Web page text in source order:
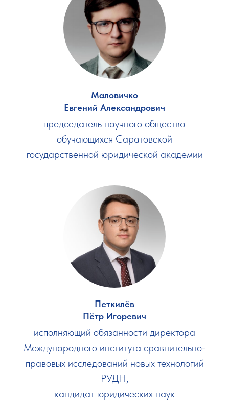
Маловичко
Евгений Александрович
председатель научного общества
обучающихся Саратовской
государственной юридической академии
Петкилёв
Пётр Игоревич
исполняющий обязанности директора
Международного института сравнительно-
правовых исследований новых технологий
РУДН,
кандидат юридических наук